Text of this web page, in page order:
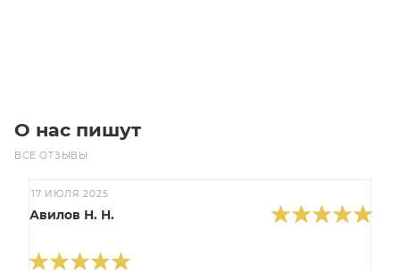
О нас пишут
ВСЕ ОТЗЫВЫ
17 ИЮЛЯ 2025
Авилов Н. Н.